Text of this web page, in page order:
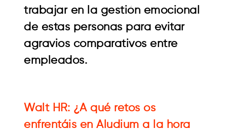
trabajar en la gestión emocional
de estas personas para evitar
agravios comparativos entre
empleados.
Walt HR: ¿A qué retos os
enfrentáis en Aludium a la hora